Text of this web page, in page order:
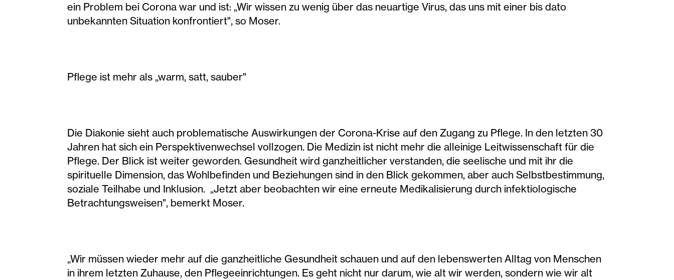
ein Problem bei Corona war und ist: „Wir wissen zu wenig über das neuartige Virus, das uns mit einer bis dato
unbekannten Situation konfrontiert", so Moser.
Pflege ist mehr als „warm, satt, sauber"
Die Diakonie sieht auch problematische Auswirkungen der Corona-Krise auf den Zugang zu Pflege. In den letzten 30
Jahren hat sich ein Perspektivenwechsel vollzogen. Die Medizin ist nicht mehr die alleinige Leitwissenschaft für die
Pflege. Der Blick ist weiter geworden. Gesundheit wird ganzheitlicher verstanden, die seelische und mit ihr die
spirituelle Dimension, das Wohlbefinden und Beziehungen sind in den Blick gekommen, aber auch Selbstbestimmung,
soziale Teilhabe und Inklusion. „Jetzt aber beobachten wir eine erneute Medikalisierung durch infektiologische
Betrachtungsweisen", bemerkt Moser.
„Wir müssen wieder mehr auf die ganzheitliche Gesundheit schauen und auf den lebenswerten Alltag von Menschen
in ihrem letzten Zuhause, den Pflegeeinrichtungen. Es geht nicht nur darum, wie alt wir werden, sondern wie wir alt